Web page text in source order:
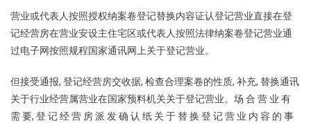
营业或代表人按照授权纳案卷登记替换内容证认登记营业直接在登
记经营房在营业安设主住宅区或代表人按照法律纳案卷登记营业通
过电子网按照规程国家通讯网上关于登记营业。
但接受通报, 登记经营房交收据, 检查合理案卷的性质, 补充, 替换通讯
关于行业经营属营业在国家预料机关关于登记营业。场 合 营 业 有
需 要, 登 记 经 营 房 派 发 确 认 纸 关 于 替 换 登 记 营 业 内 容 的 事